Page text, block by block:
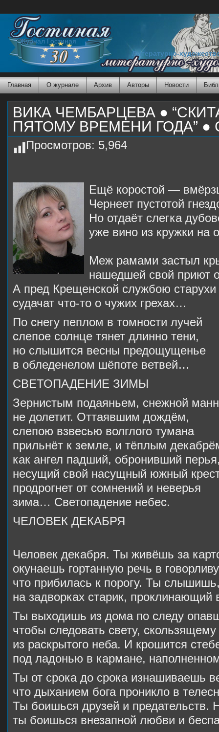
Журнал Гостиная
Литературно-
Главная О журнале Архив Авторы Новости
ВИКА ЧЕМБАРЦЕВА ●
ПЯТОМУ ВРЕМЕНИ ГОДА” ●
Просмотров: 5,964
Ещё коростой —
Чернеет пустотой
Но отдаёт слегка
уже вино из кружки на
Меж рамами застыл
нашедшей свой приют
А пред Крещенской службою старухи
судачат что-то о чужих грехах…
По снегу пеплом в томности лучей
слепое солнце тянет длинно тени,
но слышится весны предощущенье
в обледенелом шёпоте ветвей…
СВЕТОПАДЕНИЕ ЗИМЫ
Зернистым подаяньем, снежной
не долетит. Оттаявшим дождём,
слепою взвесью волглого тумана
прильнёт к земле, и тёплым
как ангел падший, обронивший
несущий свой насущный южный
продрогнет от сомнений и неверья
зима… Светопадение небес.
ЧЕЛОВЕК ДЕКАБРЯ
Человек декабря. Ты живёшь за
окунаешь гортанную речь в
что прибилась к порогу. Ты
на задворках старик, проклинающий
Ты выходишь из дома по следу
чтобы следовать свету,
из раскрытого неба. И крошится
под ладонью в кармане,
Ты от срока до срока изнашиваешь
что дыханием бога проникло в
Ты боишься друзей и предательств.
ты боишься внезапной любви и